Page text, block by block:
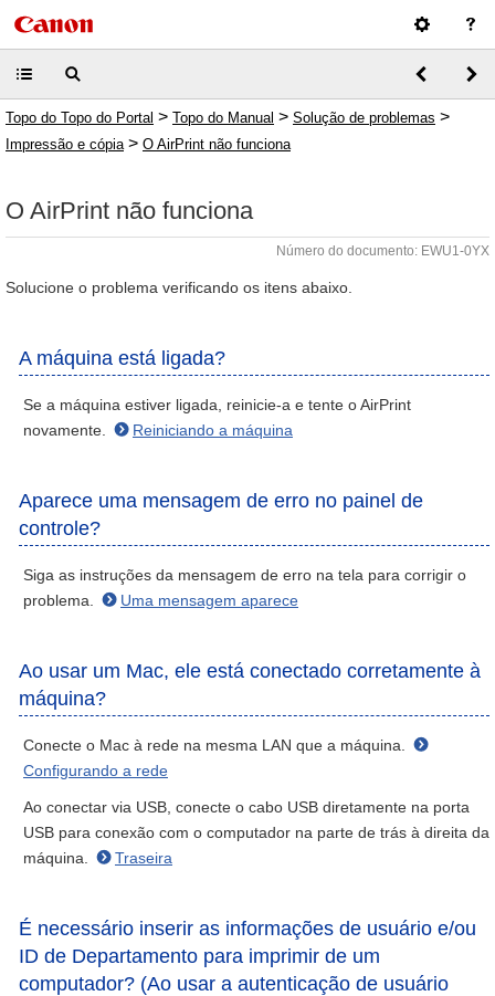
Topo do Topo do Portal > Topo do Manual > Solução de problemas >
Impressão e cópia > O AirPrint não funciona
O AirPrint não funciona
Número do documento: EWU1-0YX
Solucione o problema verificando os itens abaixo.
A máquina está ligada?
Se a máquina estiver ligada, reinicie-a e tente o AirPrint
novamente.
Reiniciando a máquina
Aparece uma mensagem de erro no painel de
controle?
Siga as instruções da mensagem de erro na tela para corrigir o
problema.
Uma mensagem aparece
Ao usar um Mac, ele está conectado corretamente à
máquina?
Conecte o Mac à rede na mesma LAN que a máquina.
Configurando a rede
Ao conectar via USB, conecte o cabo USB diretamente na porta
USB para conexão com o computador na parte de trás à direita da
máquina.
Traseira
É necessário inserir as informações de usuário e/ou
ID de Departamento para imprimir de um
computador? (Ao usar a autenticação de usuário